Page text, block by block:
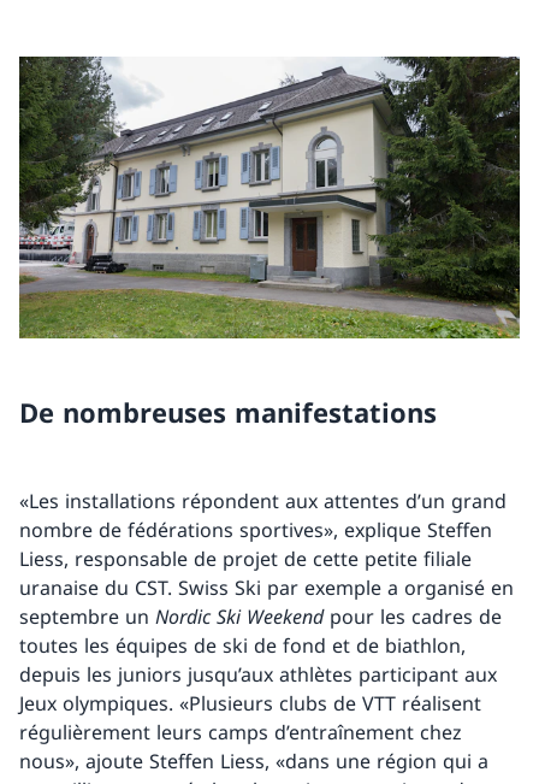
De nombreuses manifestations
«Les installations répondent aux attentes d’un grand
nombre de fédérations sportives», explique Steffen
Liess, responsable de projet de cette petite filiale
uranaise du CST. Swiss Ski par exemple a organisé en
septembre un Nordic Ski Weekendpour les cadres de
toutes les équipes de ski de fond et de biathlon,
depuis les juniors jusqu’aux athlètes participant aux
Jeux olympiques. «Plusieurs clubs de VTT réalisent
régulièrement leurs camps d’entraînement chez
nous», ajoute Steffen Liess, «dans une région qui a